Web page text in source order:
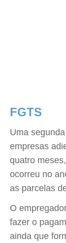
FGTS
Uma
empresas
quatro
ocorreu no
as parcelas
O
fazer o
ainda que